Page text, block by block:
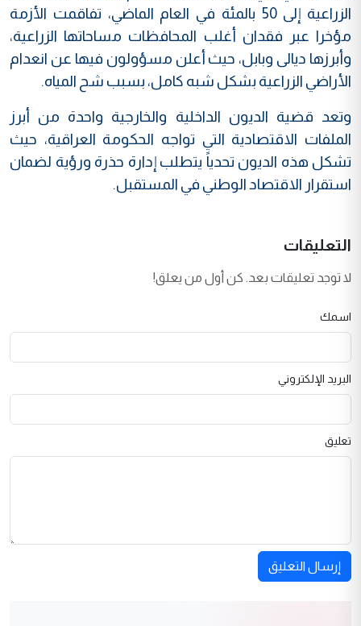
الزراعية إلى 50 بالمئة في العام الماضي، تفاقمت الأزمة
مؤخرا عبر فقدان أغلب المحافظات مساحاتها الزراعية،
وأبرزها ديالى وبابل، حيث أعلن مسؤولون فيها عن انعدام
الأراضي الزراعية بشكل شبه كامل، بسبب شح المياه.
وتعد قضية الديون الداخلية والخارجية واحدة من أبرز
الملفات الاقتصادية التي تواجه الحكومة العراقية، حيث
تشكل هذه الديون تحدياً يتطلب إدارة حذرة ورؤية لضمان
استقرار الاقتصاد الوطني في المستقبل.
التعليقات
لا توجد تعليقات بعد. كن أول من يعلق!
اسمك
البريد الإلكتروني
تعليق
إرسال التعليق